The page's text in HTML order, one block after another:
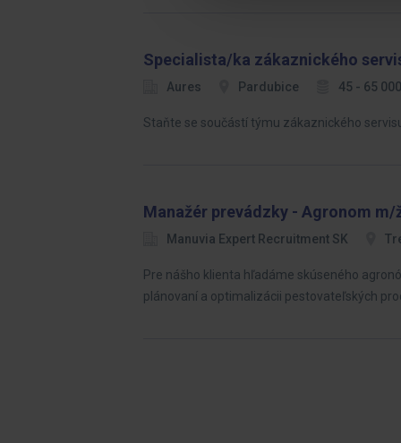
Specialista/ka zákaznického
Aures Pardubice 45 - 65
Staňte se součástí týmu zákaznického
Manažér prevádzky - Agronom m/
Manuvia Expert Recruitment SK
Pre nášho klienta hľadáme skúseného
plánovaní a optimalizácii pestovateľských